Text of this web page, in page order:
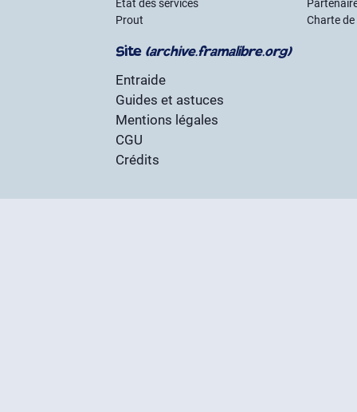
État des services
Prout
Charte
Site (archive.framalibre.org)
Entraide
Guides et astuces
Mentions légales
CGU
Crédits